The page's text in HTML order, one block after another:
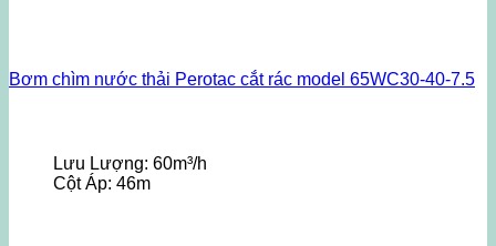
Bơm chìm nước thải Perotac cắt rác model 65WC30-40-7.5
Lưu Lượng: 60m³/h
Cột Áp: 46m